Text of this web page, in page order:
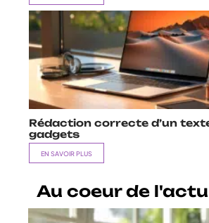
Rédaction correcte d’un
gadgets
EN SAVOIR PLUS
Au coeur de l'actu